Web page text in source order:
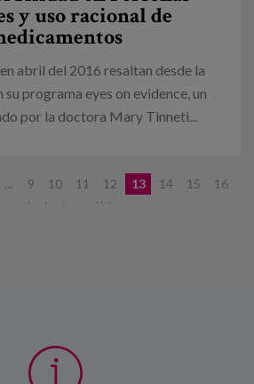
y uso racional de
abril del 2016 resaltan desde la
su programa eyes on evidence, un
por la doctora Mary Tinneti...
… 9 10 11 12 13 14 15
16
siguiente › última »